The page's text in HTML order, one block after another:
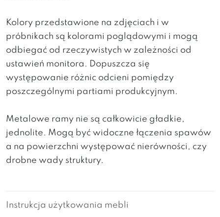
Kolory przedstawione na zdjęciach i w
próbnikach są kolorami poglądowymi i mogą
odbiegać od rzeczywistych w zależności od
ustawień monitora. Dopuszcza się
występowanie różnic odcieni pomiędzy
poszczególnymi partiami produkcyjnym.
Metalowe ramy nie są całkowicie gładkie,
jednolite. Mogą być widoczne łączenia spawów
a na powierzchni występować nierówności, czy
drobne wady struktury.
Instrukcja użytkowania mebli